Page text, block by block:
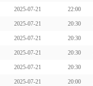
2025-07-21 22:00
2025-07-21 20:30
2025-07-21 20:30
2025-07-21 20:30
2025-07-21 20:30
2025-07-21 20:00